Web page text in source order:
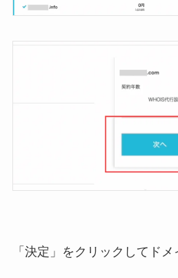
「決定」をクリックしてドメ